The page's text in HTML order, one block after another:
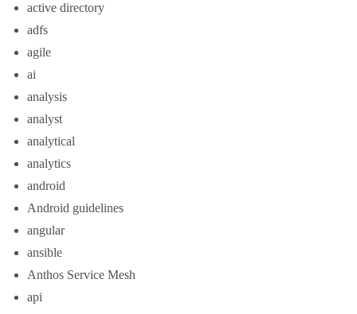
active directory
adfs
agile
ai
analysis
analyst
analytical
analytics
android
Android guidelines
angular
ansible
Anthos Service Mesh
api